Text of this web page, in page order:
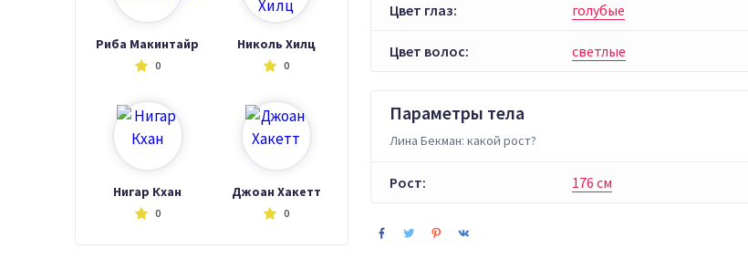
Риба Макинтайр
0
Николь Хилц
0
Нигар Кхан
0
Джоан Хакетт
0
Цвет глаз: голубые
Цвет волос: светлые
Параметры тела
Лина Бекман: какой рост?
Рост: 176 см